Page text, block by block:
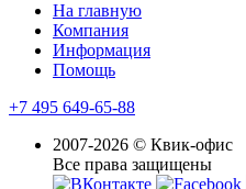
На главную
Компания
Информация
Помощь
+7 495 649-65-88
2007-2026 © Квик-офис
Все права защищены